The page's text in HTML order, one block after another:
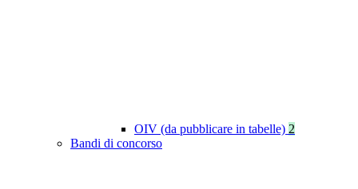
OIV (da pubblicare in tabelle) 2
Bandi di concorso